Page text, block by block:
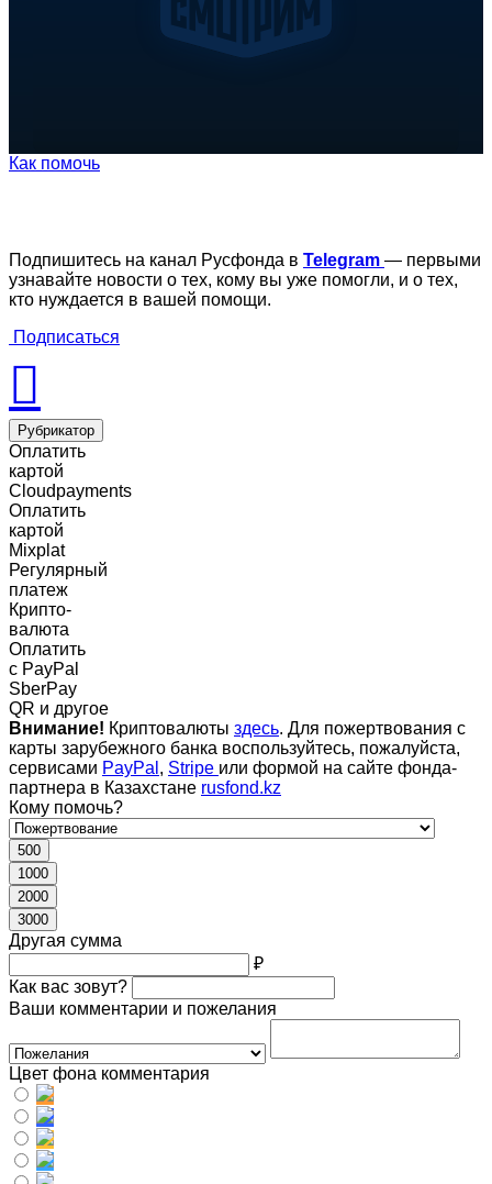
Как помочь
Подпишитесь на канал Русфонда в Telegram — первыми
узнавайте новости о тех, кому вы уже помогли, и о тех,
кто нуждается в вашей помощи.
Подписаться
Рубрикатор
Оплатить
картой
Cloudpayments
Оплатить
картой
Mixplat
Регулярный
платеж
Крипто-
валюта
Оплатить
c PayPal
SberPay
QR и другое
Внимание! Криптовалюты здесь. Для пожертвования с
карты зарубежного банка воспользуйтесь, пожалуйста,
сервисами PayPal , Stripe или формой на сайте фонда-
партнера в Казахстане rusfond.kz
Кому помочь?
500
1000
2000
3000
Другая сумма
₽
Как вас зовут?
Ваши комментарии и пожелания
Цвет фона комментария